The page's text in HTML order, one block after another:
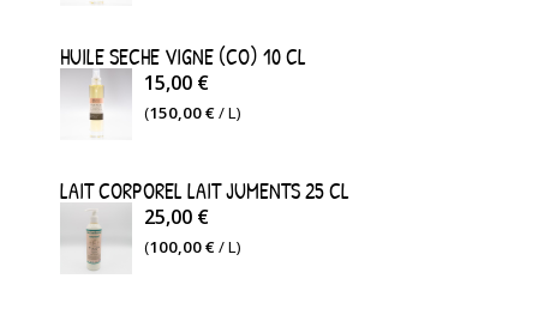
HUILE SECHE VIGNE (CO) 10 CL
15,00 €
(150,00 €/ L)
LAIT CORPOREL LAIT JUMENTS 25 CL
25,00 €
(100,00 €/ L)